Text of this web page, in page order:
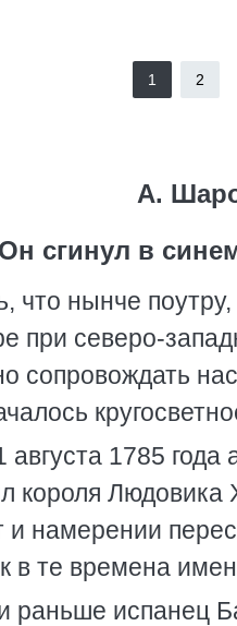
1 2
А.
Он сгинул в
нынче поутру,
при северо-
сопровождать
1785
короля Людовика
и намерении
в те времена
раньше испанец